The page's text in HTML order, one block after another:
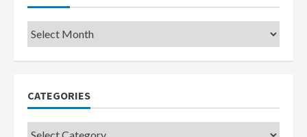
Pemkot
CATEGORIES
Categories